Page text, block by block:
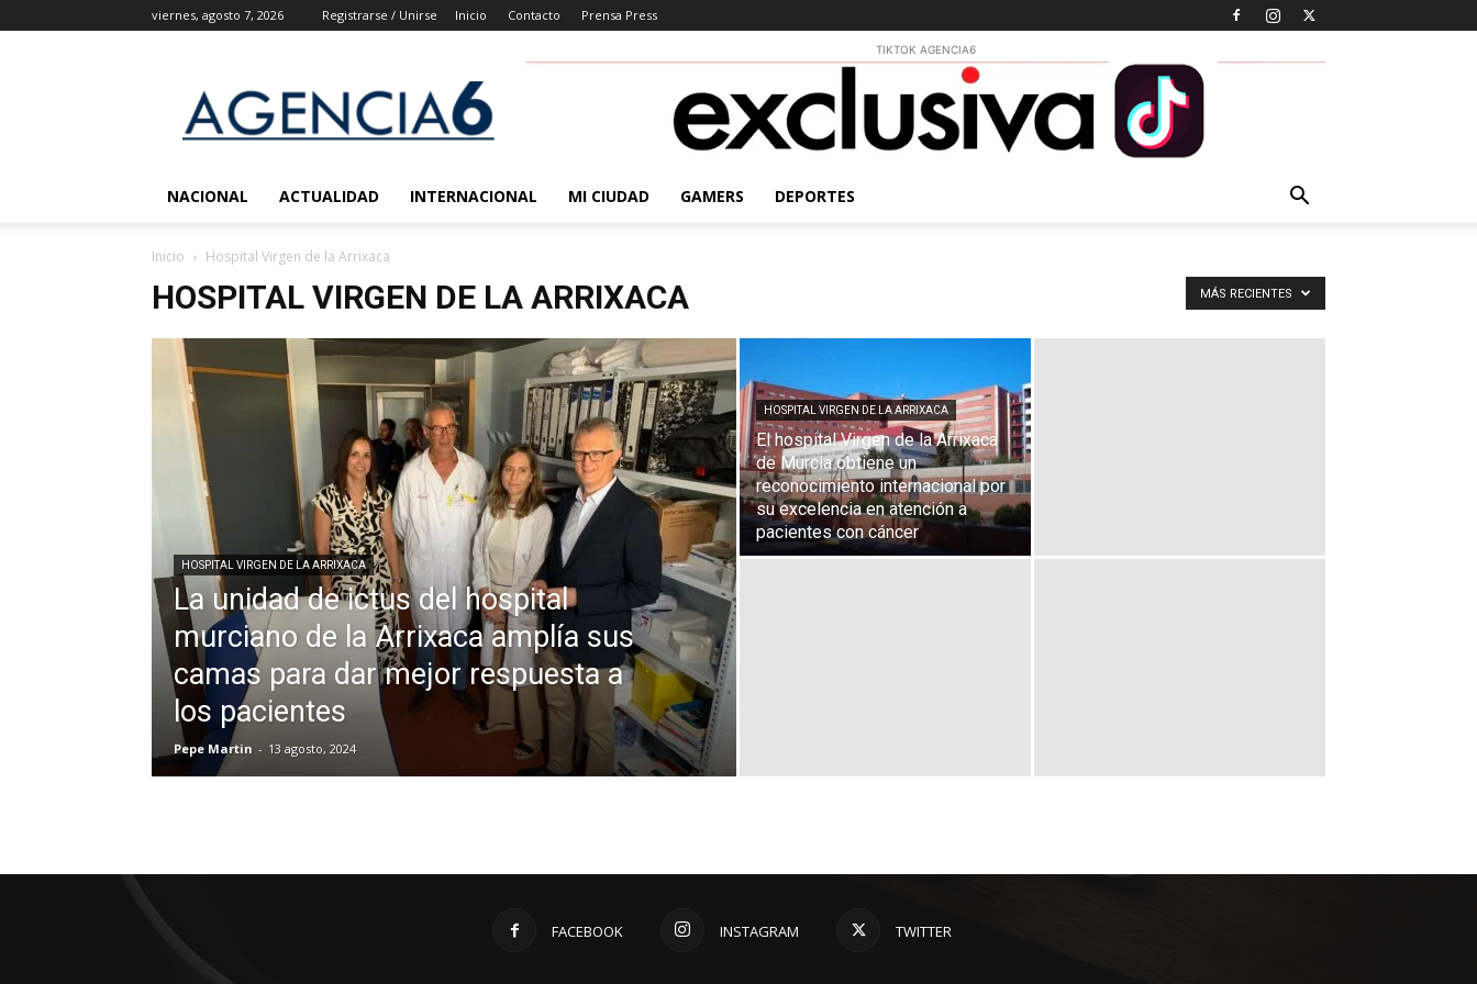
viernes, agosto 7, 2026 Registrarse / Unirse Inicio Contacto Prensa Press
6
Noticias
TIKTOK AGENCIA6
NACIONAL ACTUALIDAD INTERNACIONAL MI CIUDAD GAMERS DEPORTES
Inicio Hospital Virgen de la Arrixaca
HOSPITAL VIRGEN DE LA ARRIXACA MÁS RECIENTES
HOSPITAL VIRGEN DE LA ARRIXACA
La unidad de ictus del hospital
murciano de la Arrixaca amplía sus
camas para dar mejor respuesta a
los pacientes
Pepe Martin - 13 agosto, 2024
HOSPITAL VIRGEN DE LA ARRIXACA
El hospital Virgen de la Arrixaca
de Murcia obtiene un
reconocimiento internacional por
su excelencia en atención a
pacientes con cáncer
FACEBOOK INSTAGRAM TWITTER